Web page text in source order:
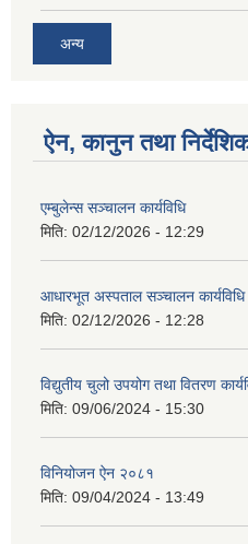
अन्य
ऐन, कानुन तथा
एम्बुलेन्स सञ्चालन कार्यविधि
मिति: 02/12/2026 - 12:29
आधारभूत अस्पताल सञ्चालन कार्यविधि
मिति: 02/12/2026 - 12:28
विद्युतीय चुलो उपयोग तथा वितरण
मिति: 09/06/2024 - 15:30
विनियोजन ऐन २०८१
मिति: 09/04/2024 - 13:49